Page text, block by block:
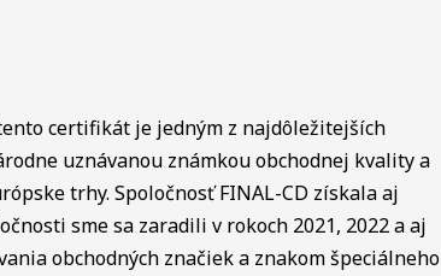
certifikát je jedným z najdôležitejších
uznávanou známkou obchodnej kvality a
trhy. Spoločnosť FINAL-CD získala aj
sme sa zaradili v rokoch 2021, 2022 a aj
obchodných značiek a znakom špeciálneho